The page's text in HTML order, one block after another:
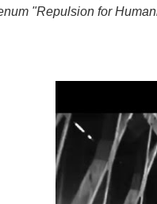
"Repulsion for